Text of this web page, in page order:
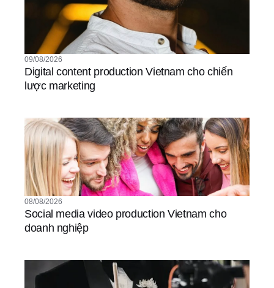
09/08/2026
Digital content production Vietnam cho chiến
lược marketing
08/08/2026
Social media video production Vietnam cho
doanh nghiệp